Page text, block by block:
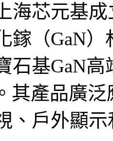
海芯元基
鎵（GaN
石基GaN
其產品廣
、戶外顯